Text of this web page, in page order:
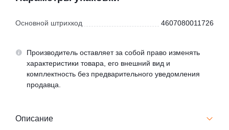
Основной штрихкод 4607080011726
Производитель оставляет за собой право изменять
характеристики товара, его внешний вид и
комплектность без предварительного уведомления
продавца.
Описание